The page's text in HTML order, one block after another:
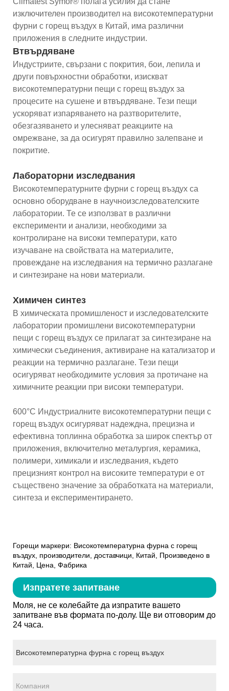
изключителен производител на високотемпературни
фурни с горещ въздух в Китай, има различни
приложения в следните индустрии.
Втвърдяване
Индустриите, свързани с покрития, бои, лепила и
други повърхностни обработки, изискват
високотемпературни пещи с горещ въздух за
процесите на сушене и втвърдяване. Тези пещи
ускоряват изпаряването на разтворителите,
обезгазяването и улесняват реакциите на
омрежване, за да осигурят правилно залепване и
покритие.
Лабораторни изследвания
Високотемпературните фурни с горещ въздух са
основно оборудване в научноизследователските
лаборатории. Те се използват в различни
експерименти и анализи, необходими за
контролиране на високи температури, като
изучаване на свойствата на материалите,
провеждане на изследвания на термично разлагане
и синтезиране на нови материали.
Химичен синтез
В химическата промишленост и изследователските
лаборатории промишлени високотемпературни
пещи с горещ въздух се прилагат за синтезиране на
химически съединения, активиране на катализатор и
реакции на термично разлагане. Тези пещи
осигуряват необходимите условия за протичане на
химичните реакции при високи температури.
600°C Индустриалните високотемпературни пещи с
горещ въздух осигуряват надеждна, прецизна и
ефективна топлинна обработка за широк спектър от
приложения, включително металургия, керамика,
полимери, химикали и изследвания, където
прецизният контрол на високите температури е от
съществено значение за обработката на материали,
синтеза и експериментирането.
Горещи маркери: Високотемпературна фурна с горещ
въздух, производители, доставчици, Китай, Произведено в
Китай, Цена, Фабрика
Изпратете запитване
Моля, не се колебайте да изпратите вашето
запитване във формата по-долу. Ще ви отговорим до
24 часа.